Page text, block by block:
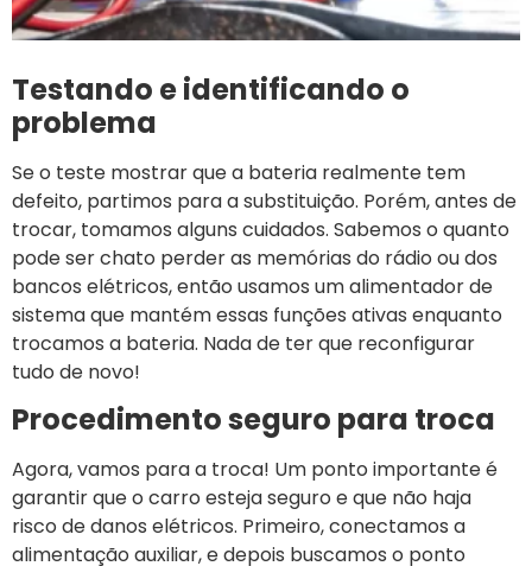
Testando e identificando o
problema
Se o teste mostrar que a bateria realmente tem
defeito, partimos para a substituição. Porém, antes de
trocar, tomamos alguns cuidados. Sabemos o quanto
pode ser chato perder as memórias do rádio ou dos
bancos elétricos, então usamos um alimentador de
sistema que mantém essas funções ativas enquanto
trocamos a bateria. Nada de ter que reconfigurar
tudo de novo!
Procedimento seguro para troca
Agora, vamos para a troca! Um ponto importante é
garantir que o carro esteja seguro e que não haja
risco de danos elétricos. Primeiro, conectamos a
alimentação auxiliar, e depois buscamos o ponto